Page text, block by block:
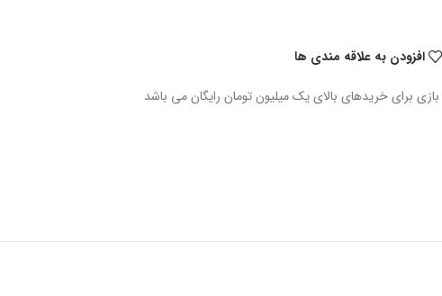
افزودن به علاقه مندی ها
برای خریدهای بالای یک میلیون تومان رایگان می باشد